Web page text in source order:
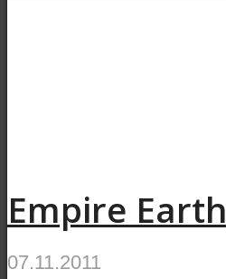
Empire Earth
07.11.2011